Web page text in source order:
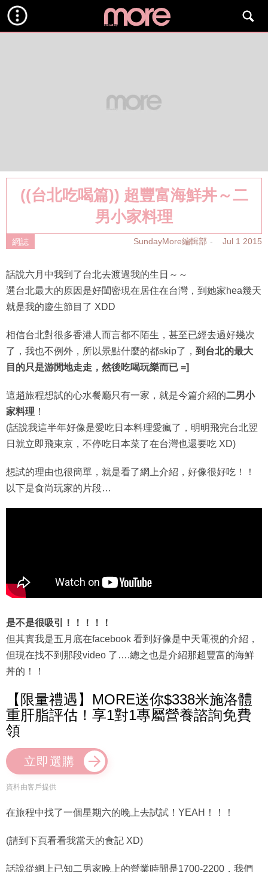
((台北吃喝篇)) 超豐富海鮮丼～二
男小家料理
網誌 SundayMore編輯部 Jul 1 2015
話說六月中我到了台北去渡過我的生日～～
選台北最大的原因是好閨密現在居住在台灣，到她家hea幾天
就是我的慶生節目了 XDD
相信台北對很多香港人而言都不陌生，甚至已經去過好幾次
了，我也不例外，所以景點什麼的都skip了， 到台北的最大
目的只是游閒地走走，然後吃喝玩樂而已 =]
這趙旅程想試的心水餐廳只有一家，就是今篇介紹的二男小
家料理 ！
(話說我這半年好像是愛吃日本料理愛瘋了，明明飛完台北翌
日就立即飛東京，不停吃日本菜了在台灣也還要吃 XD)
想試的理由也很簡單，就是看了網上介紹，好像很好吃！！
以下是食尚玩家的片段…
是不是很吸引！！！！！
但其實我是五月底在facebook 看到好像是中天電視的介紹，
但現在找不到那段video 了….總之也是介紹那超豐富的海鮮
丼的！！
【限量禮遇】MORE送你$338米施洛體
重肝脂評估！享1對1專屬營養諮詢免費
領
立即選購
資料由客戶提供
在旅程中找了一個星期六的晚上去試試！YEAH！！！
(請到下頁看看我當天的食記 XD)
話說從網上已知二男家晚上的營業時間是1700-2200，我們